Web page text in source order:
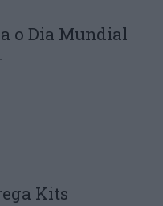
o Dia Mundial
Kits